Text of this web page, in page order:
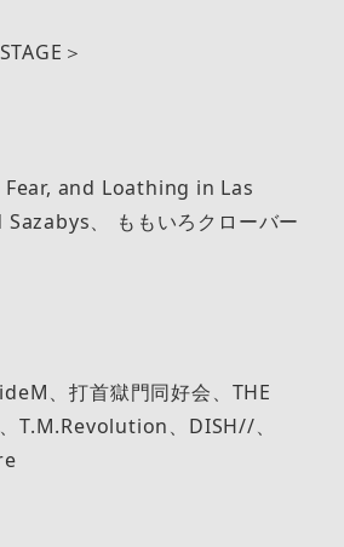
＞
Fear, and Loathing in Las
、 ももいろクローバー
、打首獄門同好会、THE
T.M.Revolution、DISH//、